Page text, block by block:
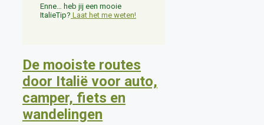
Enne… heb jij een mooie
ItalieTip? Laat het me weten!
De mooiste routes
door Italië voor auto,
camper, fiets en
wandelingen